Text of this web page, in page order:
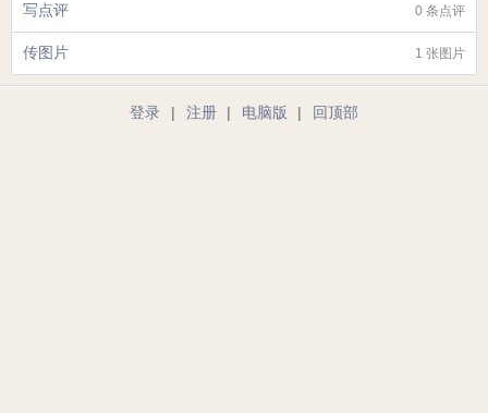
0 条点评
写点评
1 张图片
传图片
登录 | 注册 | 电脑版 | 回顶部